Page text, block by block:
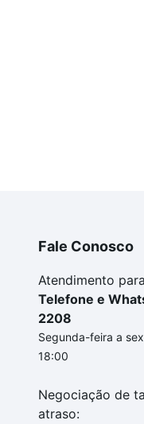
Fale Conosco
Atendimento
Telefone e
2208
Segunda-feira a
18:00
Negociação de
atraso: